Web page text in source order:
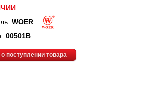
WOER
00501B
поступлении товара